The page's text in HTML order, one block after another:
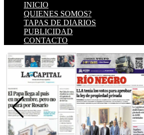
INICIO
QUIENES SOMOS?
TAPAS DE DIARIOS
PUBLICIDAD
CONTACTO